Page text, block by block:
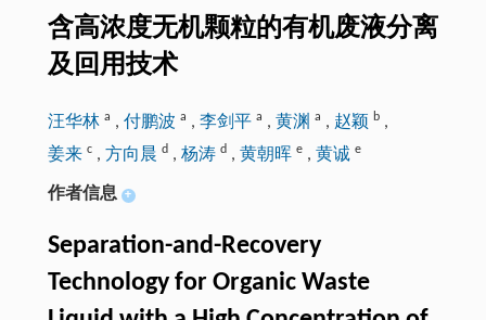
含高浓度无机颗粒的有机废液分离
及回用技术
汪华林 a , 付鹏波 a , 李剑平 a , 黄渊 a , 赵颖 b,
姜来 c, 方向晨 d, 杨涛 d, 黄朝晖 e, 黄诚 e
作者信息 +
Separation-and-Recovery
Technology for Organic Waste